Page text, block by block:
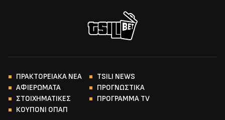
ΠΡΑΚΤΟΡΕΙΑΚΑ ΝΕΑ
TSILI NEWS
ΑΦΙΕΡΩΜΑΤΑ
ΠΡΟΓΝΩΣΤΙΚΑ
ΣΤΟΙΧΗΜΑΤΙΚΕΣ
ΠΡΟΓΡΑΜΜΑ TV
ΚΟΥΠΟΝΙ ΟΠΑΠ